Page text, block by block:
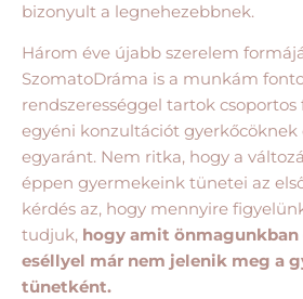
bizonyult a legnehezebbnek.
Három éve újabb szerelem
SzomatoDráma is a munkám
rendszerességgel tartok csoportos
egyéni konzultációt gyerkőcöknek
egyaránt. Nem ritka, hogy a
éppen gyermekeink tünetei az
kérdés az, hogy mennyire
tudjuk, hogy amit
eséllyel már nem jelenik meg a
tünetként.